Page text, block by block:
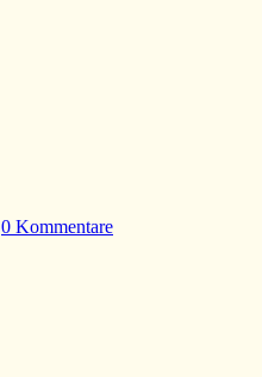
0 Kommentare